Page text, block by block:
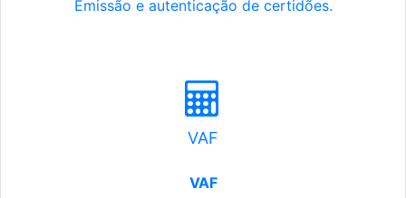
Emissão e autenticação de certidões.
VAF
VAF